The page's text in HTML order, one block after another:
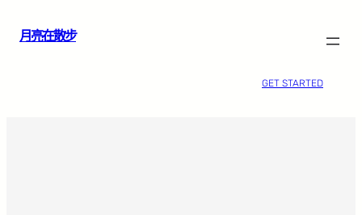
月亮在散步
GET STARTED